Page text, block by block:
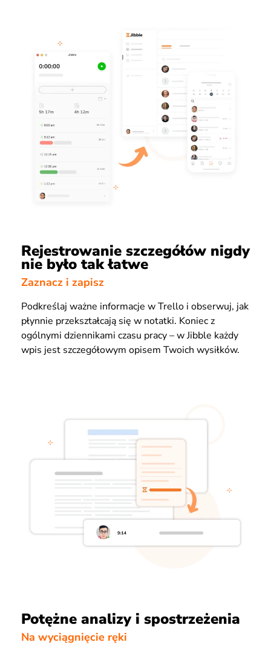
Rejestrowanie szczegółów nigdy
nie było tak łatwe
Zaznacz i zapisz
Podkreślaj ważne informacje w Trello i obserwuj, jak
płynnie przekształcają się w notatki. Koniec z
ogólnymi dziennikami czasu pracy – w Jibble każdy
wpis jest szczegółowym opisem Twoich wysiłków.
Potężne analizy i spostrzeżenia
Na wyciągnięcie ręki